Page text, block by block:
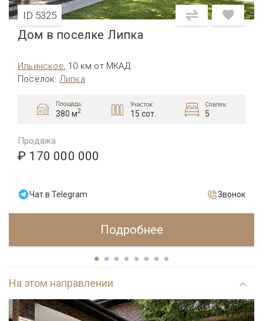
ID 5325
Дом в поселке Липка
Ильинское, 10 км от МКАД
Посёлок: Липка
Площадь:
380 м2
Участок:
15 сот.
Спален:
5
Продажа
₽ 170 000 000
Чат в Telegram Звонок
Подробнее
На этом направлении